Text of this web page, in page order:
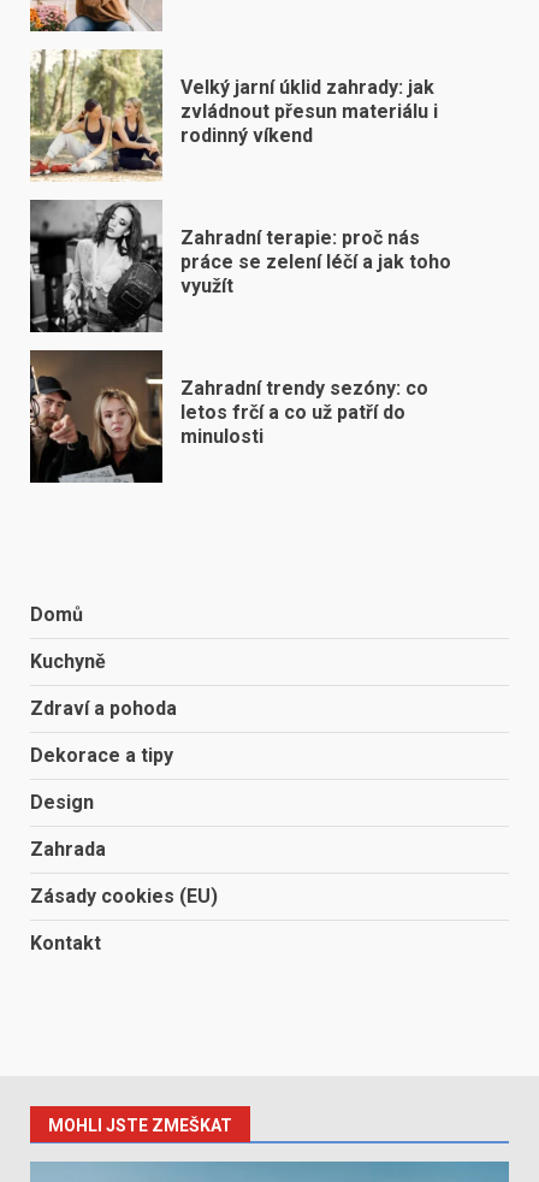
Velký jarní úklid zahrady: jak
zvládnout přesun materiálu i
rodinný víkend
Zahradní terapie: proč nás
práce se zelení léčí a jak toho
využít
Zahradní trendy sezóny: co
letos frčí a co už patří do
minulosti
Domů
Kuchyně
Zdraví a pohoda
Dekorace a tipy
Design
Zahrada
Zásady cookies (EU)
Kontakt
MOHLI JSTE ZMEŠKAT